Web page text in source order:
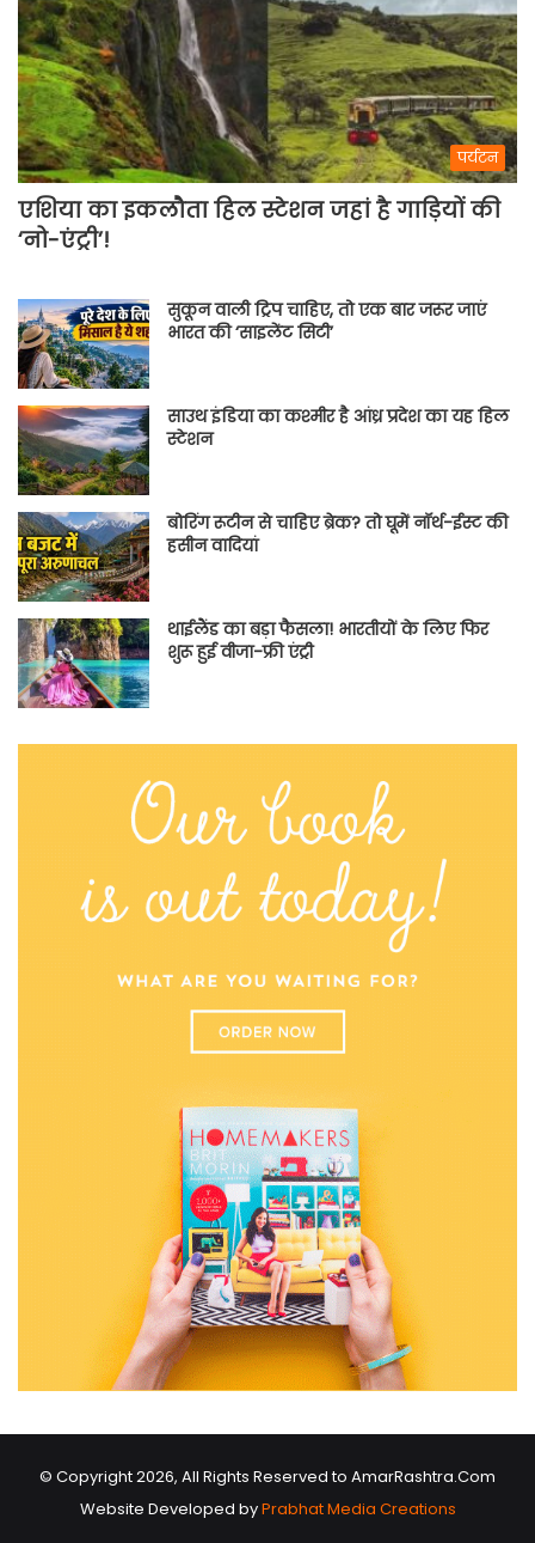
पर्यटन
एशिया का इकलौता हिल स्टेशन जहां है गाड़ियों की
‘नो-एंट्री’!
सुकून वाली ट्रिप चाहिए, तो एक बार जरूर जाएं
भारत की ‘साइलेंट सिटी’
साउथ इंडिया का कश्मीर है आंध्र प्रदेश का यह हिल
स्टेशन
बोरिंग रूटीन से चाहिए ब्रेक? तो घूमें नॉर्थ-ईस्ट की
हसीन वादियां
थाईलैंड का बड़ा फैसला! भारतीयों के लिए फिर
शुरू हुई वीजा-फ्री एंट्री
© Copyright 2026, All Rights Reserved to AmarRashtra.Com
Website Developed byPrabhat Media Creations